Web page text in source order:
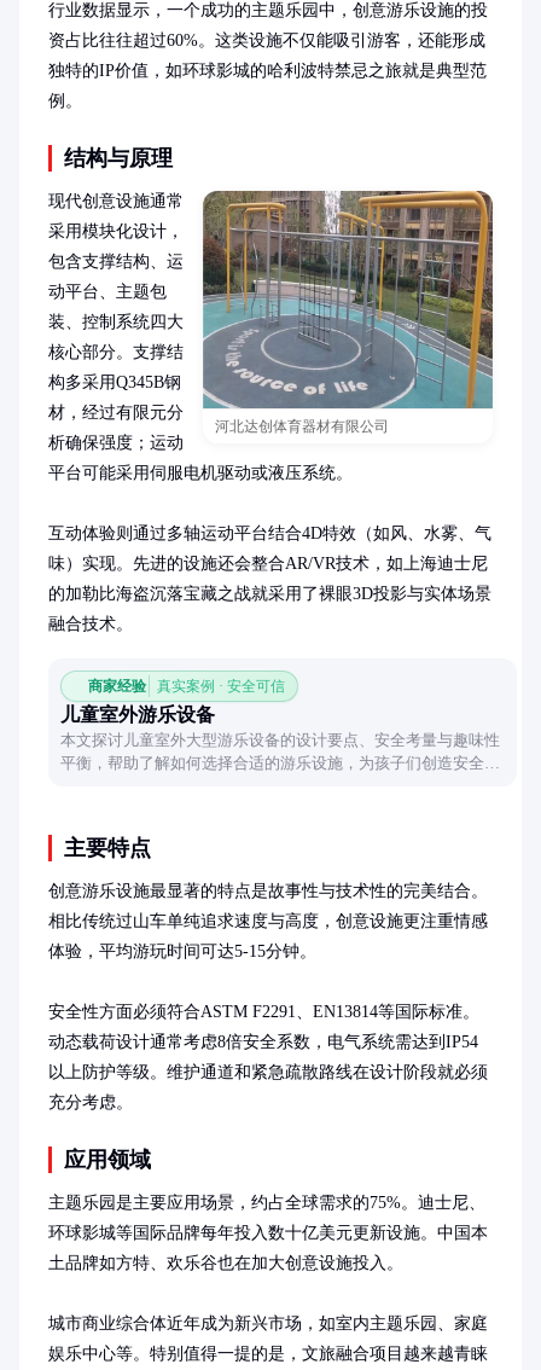
行业数据显示，一个成功的主题乐园中，创意游乐设施的投
资占比往往超过60%。这类设施不仅能吸引游客，还能形成
独特的IP价值，如环球影城的哈利波特禁忌之旅就是典型范
例。
结构与原理
河北达创体育器材有限公司
现代创意设施通常
采用模块化设计，
包含支撑结构、运
动平台、主题包
装、控制系统四大
核心部分。支撑结
构多采用Q345B钢
材，经过有限元分
析确保强度；运动
平台可能采用伺服电机驱动或液压系统。
互动体验则通过多轴运动平台结合4D特效（如风、水雾、气
味）实现。先进的设施还会整合AR/VR技术，如上海迪士尼
的加勒比海盗沉落宝藏之战就采用了裸眼3D投影与实体场景
融合技术。
商家经验 真实案例 · 安全可信
儿童室外游乐设备
本文探讨儿童室外大型游乐设备的设计要点、安全考量与趣味性
平衡，帮助了解如何选择合适的游乐设施，为孩子们创造安全又
主要特点
创意游乐设施最显著的特点是故事性与技术性的完美结合。
相比传统过山车单纯追求速度与高度，创意设施更注重情感
体验，平均游玩时间可达5-15分钟。
安全性方面必须符合ASTM F2291、EN13814等国际标准。
动态载荷设计通常考虑8倍安全系数，电气系统需达到IP54
以上防护等级。维护通道和紧急疏散路线在设计阶段就必须
充分考虑。
应用领域
主题乐园是主要应用场景，约占全球需求的75%。迪士尼、
环球影城等国际品牌每年投入数十亿美元更新设施。中国本
土品牌如方特、欢乐谷也在加大创意设施投入。
城市商业综合体近年成为新兴市场，如室内主题乐园、家庭
娱乐中心等。特别值得一提的是，文旅融合项目越来越青睐